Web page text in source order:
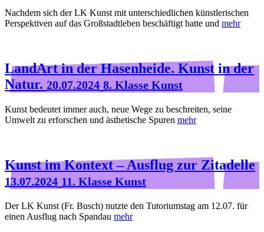
Nachdem sich der LK Kunst mit unterschiedlichen künstlerischen
Perspektiven auf das Großstadtleben beschäftigt hatte und mehr
LandArt in der Hasenheide. Kunst in der
Natur. 20.07.2024 8. Klasse Kunst
Kunst bedeutet immer auch, neue Wege zu beschreiten, seine
Umwelt zu erforschen und ästhetische Spuren mehr
Kunst im Kontext – Ausflug zur Zitadelle
13.07.2024 11. Klasse Kunst
Der LK Kunst (Fr. Busch) nutzte den Tutoriumstag am 12.07. für
einen Ausflug nach Spandau mehr